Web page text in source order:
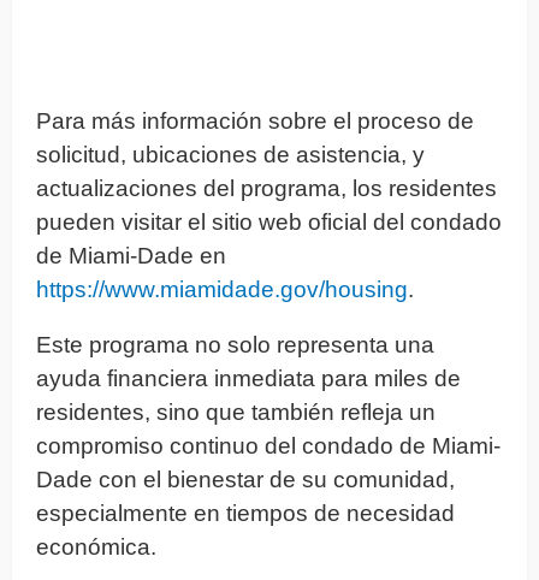
Para más información sobre el proceso de
solicitud, ubicaciones de asistencia, y
actualizaciones del programa, los residentes
pueden visitar el sitio web oficial del condado
de Miami-Dade en
https://www.miamidade.gov/housing.
Este programa no solo representa una
ayuda financiera inmediata para miles de
residentes, sino que también refleja un
compromiso continuo del condado de Miami-
Dade con el bienestar de su comunidad,
especialmente en tiempos de necesidad
económica.